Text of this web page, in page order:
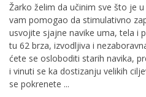
Žarko želim da učinim sve što je
vam pomogao da stimulativno
usvojite sjajne navike uma, tela i
tu 62 brza, izvodljiva i
ćete se osloboditi starih navika,
i vinuti se ka dostizanju velikih
se pokrenete ...